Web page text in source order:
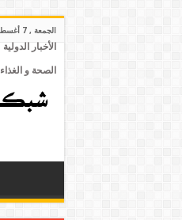
الجمعة , 7 أغسطس 2026
الأخبار الدولية
الصحة و الغذاء